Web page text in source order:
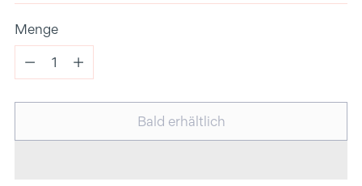
Menge
Menge
Bald erhältlich